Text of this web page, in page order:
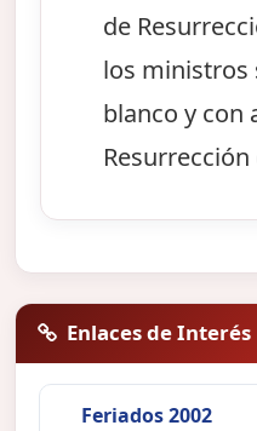
de
los ministros
blanco y con
Enlaces de Interés
Feriados 2002